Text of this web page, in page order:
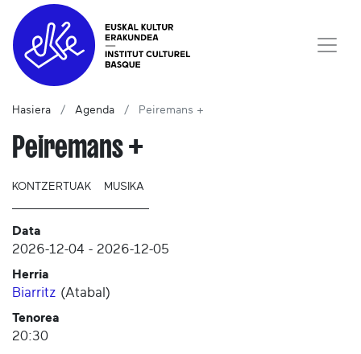
Hasiera Agenda Peiremans +
Peiremans +
KONTZERTUAK MUSIKA
Data
2026-12-04 - 2026-12-05
Herria
Biarritz (Atabal )
Tenorea
20:30